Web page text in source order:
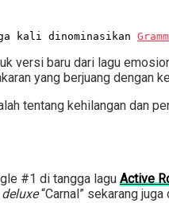
kali dinominasikan
versi baru dari lagu
yang berjuang dengan
tentang kehilangan dan
#1 di tangga lagu Active
deluxe“Carnal” sekarang